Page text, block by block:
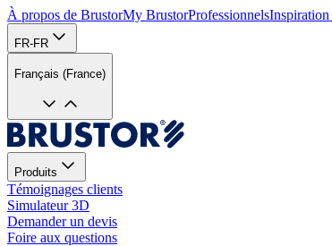
À propos de BrustorMy BrustorProfessionnelsInspiration
FR-FR
Français (France)
Produits
Témoignages clients
Simulateur 3D
Demander un devis
Foire aux questions